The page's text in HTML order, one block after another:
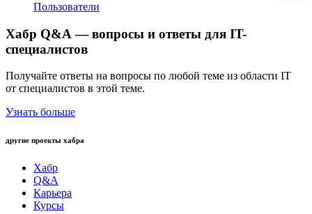
Пользователи
Хабр Q&A — вопросы и ответы для IT-
специалистов
Получайте ответы на вопросы по любой теме из области IT
от специалистов в этой теме.
Узнать больше
другие проекты хабра
Хабр
Q&A
Карьера
Курсы